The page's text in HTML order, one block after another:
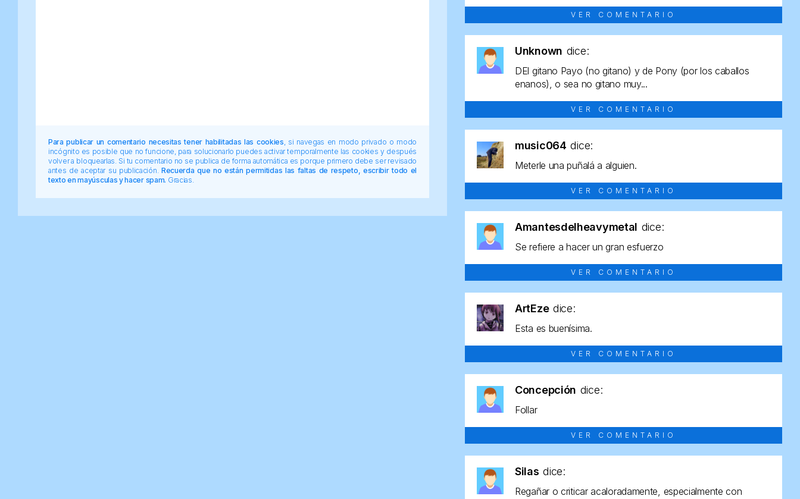
Para publicar un comentario necesitas tener habilitadas las cookies , si navegas en modo privado o modo
incógnito es posible que no funcione, para solucionarlo puedes activar temporalmente las cookies y después
volver a bloquearlas. Si tu comentario no se publica de forma automática es porque primero debe ser revisado
antes de aceptar su publicación. Recuerda que no están permitidas las faltas de respeto, escribir todo el
texto en mayúsculas y hacer spam. Gracias.
VER COMENTARIO
Unknown dice:
DEl gitano Payo (no gitano) y de Pony (por los caballos
enanos), o sea no gitano muy...
VER COMENTARIO
music064 dice:
Meterle una puñalá a alguien.
VER COMENTARIO
Amantesdelheavymetal dice:
Se refiere a hacer un gran esfuerzo
VER COMENTARIO
ArtEze dice:
Esta es buenísima.
VER COMENTARIO
Concepción dice:
Follar
VER COMENTARIO
Silas dice:
Regañar o criticar acaloradamente, especialmente con